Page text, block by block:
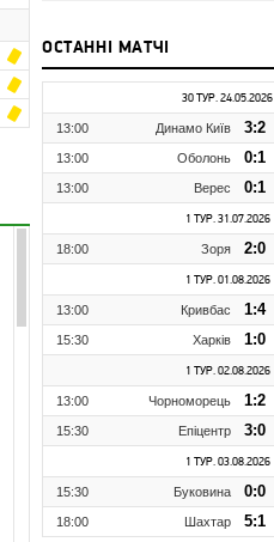
ОСТАННІ МАТЧІ
30 ТУР. 24.05.2026
13:00 Динамо Київ 3:2
13:00 Оболонь 0:1
13:00 Верес 0:1
1 ТУР. 31.07.2026
18:00 Зоря 2:0
1 ТУР. 01.08.2026
13:00 Кривбас 1:4
15:30 Харків 1:0
1 ТУР. 02.08.2026
13:00 Чорноморець 1:2
15:30 Епіцентр 3:0
1 ТУР. 03.08.2026
15:30 Буковина 0:0
18:00 Шахтар 5:1